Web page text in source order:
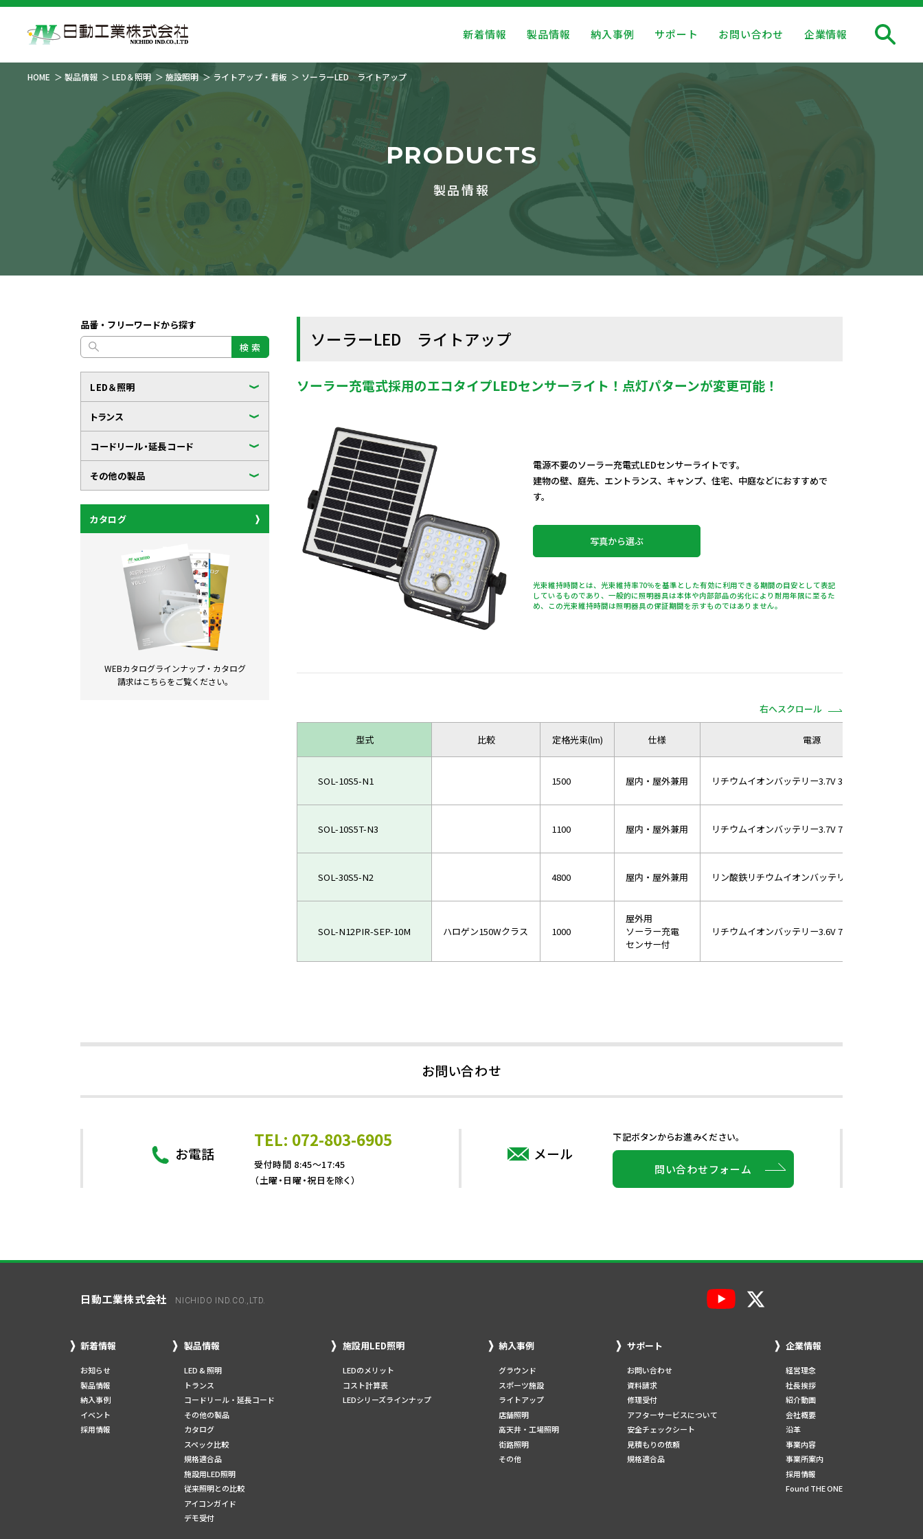
新着情報 製品情報 納入事例 サポート お問い合わせ 企業情報
HOME 製品情報 LED＆照明 施設照明 ライトアップ・看板 ソーラーLED ライトアップ
PRODUCTS
製品情報
品番・フリーワードから探す
検 索
LED＆照明
トランス
コードリール・延長コード
その他の製品
カタログ
WEBカタログラインナップ・ カタログ
請求はこちらをご覧ください。
ソーラーLED ライトアップ
ソーラー充電式採用のエコタイプLEDセンサーライト！点灯パターンが変更可能！
電源不要のソーラー充電式LEDセンサーライトです。
建物の壁、庭先、エントランス、キャンプ、住宅、中庭などにおすすめで
す。
写真から選ぶ
光束維持時間とは、光束維持率70％を基準とした有効に利用できる期間の目安として表記
しているものであり、一般的に照明器具は本体や内部部品の劣化により耐用年限に至るた
め、この光束維持時間は照明器具の保証期間を示すものではありません。
右へスクロール
型式 比較 定格光束(lm) 仕様 電源
SOL-10S5-N1 1500 屋内・屋外兼用 リチウムイオンバッテリー3.7V 3600mAh
SOL-10S5T-N3 1100 屋内・屋外兼用 リチウムイオンバッテリー3.7V 7200mAh
SOL-30S5-N2 4800 屋内・屋外兼用 リン酸鉄リチウムイオンバッテリー6.4V 6000mAh
SOL-N12PIR-SEP-10M ハロゲン150Wクラス 1000
屋外用
ソーラー充電
センサー付
リチウムイオンバッテリー3.6V 7800mAh
お問い合わせ
お電話
TEL: 072-803-6905
受付時間 8:45～17:45
（土曜・日曜・祝日を除く）
メール
下記ボタンからお進みください。
問い合わせフォーム
日動工業株式会社 NICHIDO IND.CO.,LTD.
新着情報
お知らせ
製品情報
納入事例
イベント
採用情報
製品情報
LED & 照明
トランス
コードリール・延長コード
その他の製品
カタログ
スペック比較
規格適合品
施設用LED照明
従来照明との比較
アイコンガイド
デモ受付
施設用LED照明
LEDのメリット
コスト計算表
LEDシリーズラインナップ
納入事例
グラウンド
スポーツ施設
ライトアップ
店舗照明
高天井・工場照明
街路照明
その他
サポート
お問い合わせ
資料請求
修理受付
アフターサービスについて
安全チェックシート
見積もりの依頼
規格適合品
企業情報
経営理念
社長挨拶
紹介動画
会社概要
沿革
事業内容
事業所案内
採用情報
Found THE ONE